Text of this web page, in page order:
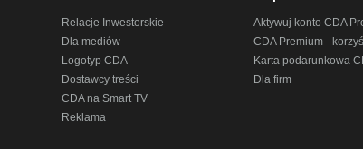
Relacje Inwestorskie
Dla mediów
Logotyp CDA
Dostawcy treści
CDA na Smart TV
Reklama
Aktywuj konto CDA
CDA Premium -
Karta podarunkowa
Dla firm